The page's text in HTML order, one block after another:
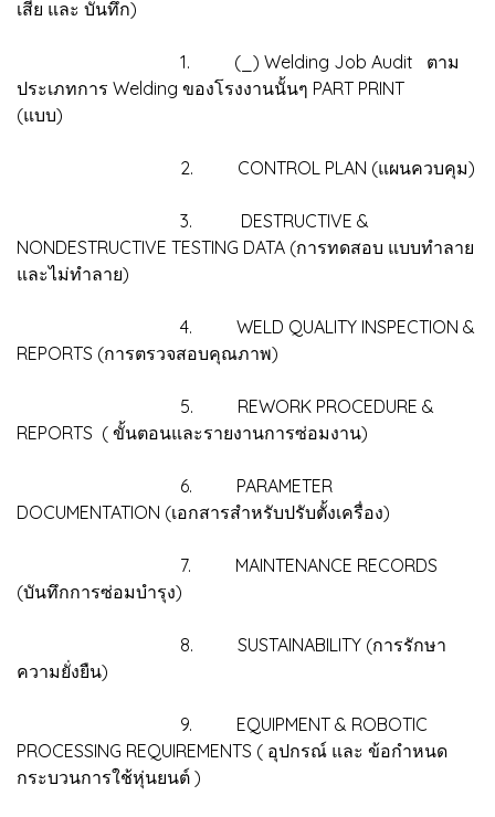
เสีย และ บันทึก)
1. (_) Welding Job Audit ตาม
ประเภทการ Welding ของโรงงานนั้นๆ PART PRINT
(แบบ)
2. CONTROL PLAN (แผนควบคุม)
3. DESTRUCTIVE &
NONDESTRUCTIVE TESTING DATA (การทดสอบ แบบทำลาย
และไม่ทำลาย)
4. WELD QUALITY INSPECTION &
REPORTS (การตรวจสอบคุณภาพ)
5. REWORK PROCEDURE &
REPORTS ( ขั้นตอนและรายงานการซ่อมงาน)
6. PARAMETER
DOCUMENTATION (เอกสารสำหรับปรับตั้งเครื่อง)
7. MAINTENANCE RECORDS
(บันทึกการซ่อมบำรุง)
8. SUSTAINABILITY (การรักษา
ความยั่งยืน)
9. EQUIPMENT & ROBOTIC
PROCESSING REQUIREMENTS ( อุปกรณ์ และ ข้อกำหนด
กระบวนการใช้หุ่นยนต์ )